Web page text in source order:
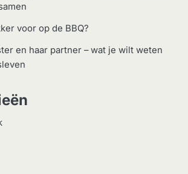
voor op de BBQ?
en haar partner – wat je wilt weten